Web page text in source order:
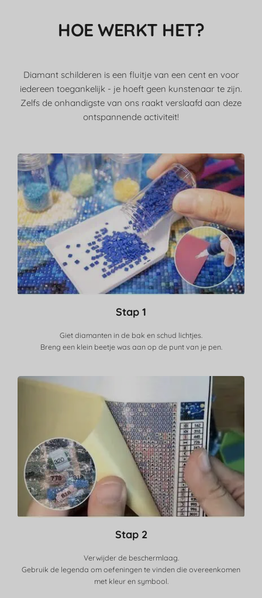
HOE WERKT HET?
Diamant schilderen is een fluitje van een cent en voor
iedereen toegankelijk - je hoeft geen kunstenaar te zijn.
Zelfs de onhandigste van ons raakt verslaafd aan deze
ontspannende activiteit!
Stap 1
Giet diamanten in de bak en schud lichtjes.
Breng een klein beetje was aan op de punt van je pen.
Stap 2
Verwijder de beschermlaag.
Gebruik de legenda om oefeningen te vinden die overeenkomen
met kleur en symbool.